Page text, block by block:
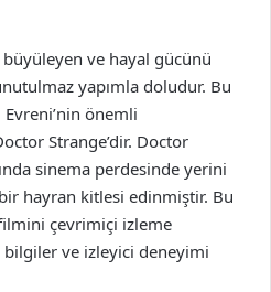
ve hayal gücünü
yapımla doludur. Bu
önemli
Strange’dir. Doctor
sinema perdesinde yerini
hayran kitlesi edinmiştir. Bu
çevrimiçi izleme
ve izleyici deneyimi